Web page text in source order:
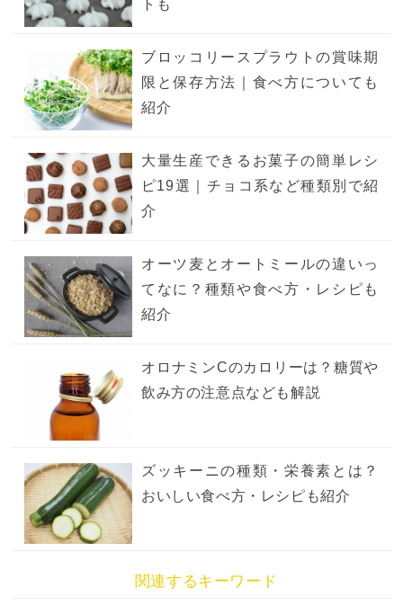
トも
ブロッコリースプラウトの賞味期
限と保存方法｜食べ方についても
紹介
大量生産できるお菓子の簡単レシ
ピ19選｜チョコ系など種類別で紹
介
オーツ麦とオートミールの違いっ
てなに？種類や食べ方・レシピも
紹介
オロナミンCのカロリーは？糖質や
飲み方の注意点なども解説
ズッキーニの種類・栄養素とは？
おいしい食べ方・レシピも紹介
関連するキーワード